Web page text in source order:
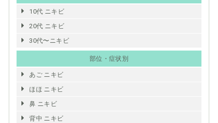
10代 ニキビ
20代 ニキビ
30代〜ニキビ
部位・症状別
あご ニキビ
ほほ ニキビ
鼻 ニキビ
背中 ニキビ